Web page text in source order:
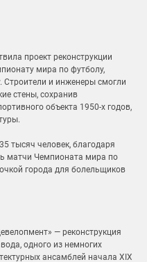
проект реконструкции
мира по футболу,
Строители и инженеры смогли
стены, сохранив
объекта 1950-х годов,
тысяч человек, благодаря
матчи Чемпионата мира по
города для болельщиков
— реконструкция
одного из немногих
ансамблей начала XIX